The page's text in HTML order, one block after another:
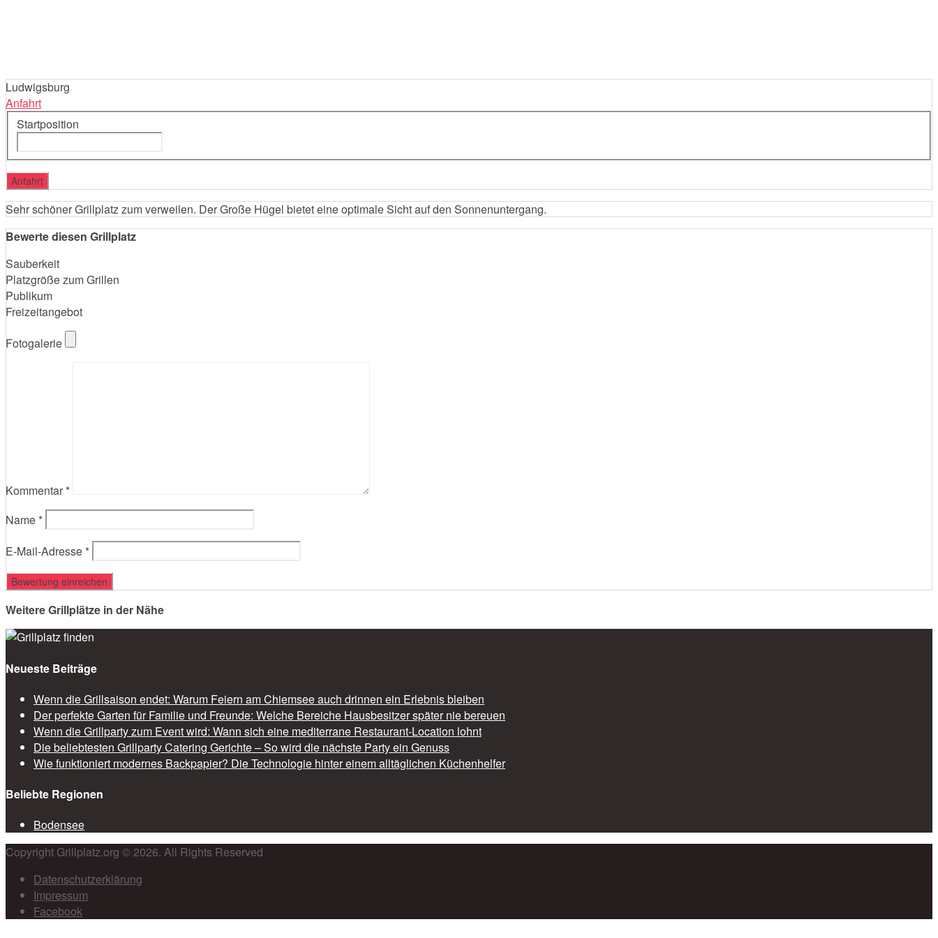
Ludwigsburg
Anfahrt
Startposition
Sehr schöner Grillplatz zum verweilen. Der Große Hügel bietet eine optimale Sicht auf den Sonnenuntergang.
Bewerte diesen Grillplatz
Sauberkeit
Platzgröße zum Grillen
Publikum
Freizeitangebot
Fotogalerie
Kommentar *
Name *
E-Mail-Adresse *
Weitere Grillplätze in der Nähe
Neueste Beiträge
Wenn die Grillsaison endet: Warum Feiern am Chiemsee auch drinnen ein Erlebnis bleiben
Der perfekte Garten für Familie und Freunde: Welche Bereiche Hausbesitzer später nie bereuen
Wenn die Grillparty zum Event wird: Wann sich eine mediterrane Restaurant-Location lohnt
Die beliebtesten Grillparty Catering Gerichte – So wird die nächste Party ein Genuss
Wie funktioniert modernes Backpapier? Die Technologie hinter einem alltäglichen Küchenhelfer
Beliebte Regionen
Bodensee
Copyright Grillplatz.org © 2026. All Rights Reserved
Datenschutzerklärung
Impressum
Facebook